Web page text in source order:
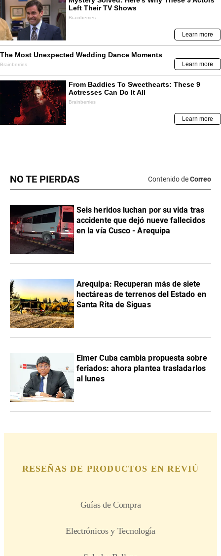
NO TE PIERDAS Contenido deCorreo
Seis heridos luchan por su vida tras
accidente que dejó nueve fallecidos
en la vía Cusco - Arequipa
Arequipa: Recuperan más de siete
hectáreas de terrenos del Estado en
Santa Rita de Siguas
Elmer Cuba cambia propuesta sobre
feriados: ahora plantea trasladarlos
al lunes